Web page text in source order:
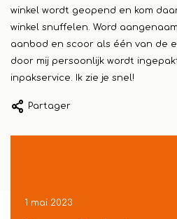
winkel wordt geopend en kom
winkel snuffelen. Word
aanbod en scoor als één van de
door mij persoonlijk wordt
inpakservice. Ik zie je snel!
Partager
1 mai 2023